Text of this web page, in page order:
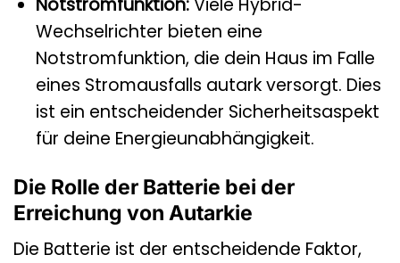
Wechselrichter bieten eine
Notstromfunktion, die dein Haus im Falle
eines Stromausfalls autark versorgt. Dies
ist ein entscheidender Sicherheitsaspekt
für deine Energieunabhängigkeit.
Die Rolle der Batterie bei der
Erreichung von Autarkie
Die Batterie ist der entscheidende Faktor,